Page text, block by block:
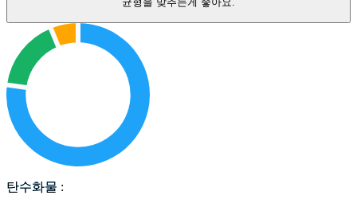
탄수화물
탄수화물 :